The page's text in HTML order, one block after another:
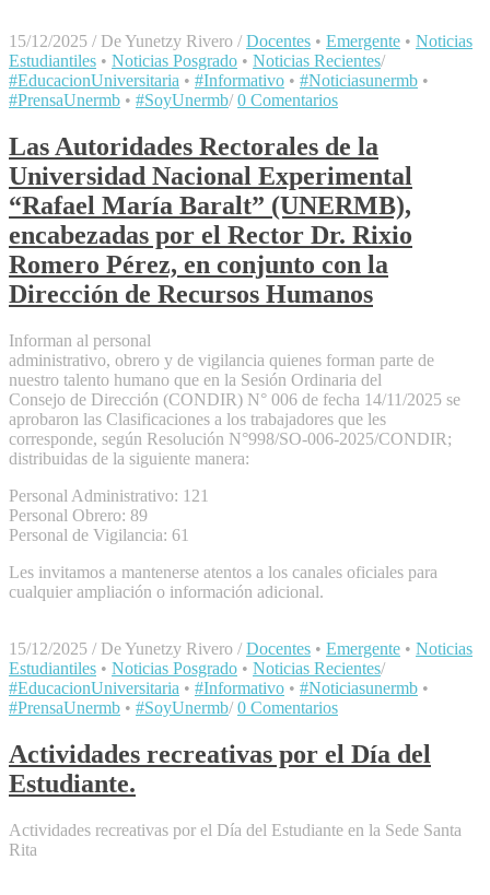
15/12/2025 / De Yunetzy Rivero / Docentes • Emergente • Noticias
Estudiantiles • Noticias Posgrado • Noticias Recientes/
#EducacionUniversitaria • #Informativo • #Noticiasunermb •
#PrensaUnermb • #SoyUnermb/ 0 Comentarios
Las Autoridades Rectorales de la
Universidad Nacional Experimental
“Rafael María Baralt” (UNERMB),
encabezadas por el Rector Dr. Rixio
Romero Pérez, en conjunto con la
Dirección de Recursos Humanos
Informan al personal
administrativo, obrero y de vigilancia quienes forman parte de
nuestro talento humano que en la Sesión Ordinaria del
Consejo de Dirección (CONDIR) N° 006 de fecha 14/11/2025 se
aprobaron las Clasificaciones a los trabajadores que les
corresponde, según Resolución N°998/SO-006-2025/CONDIR;
distribuidas de la siguiente manera:
Personal Administrativo: 121
Personal Obrero: 89
Personal de Vigilancia: 61
Les invitamos a mantenerse atentos a los canales oficiales para
cualquier ampliación o información adicional.
15/12/2025 / De Yunetzy Rivero / Docentes • Emergente • Noticias
Estudiantiles • Noticias Posgrado • Noticias Recientes/
#EducacionUniversitaria • #Informativo • #Noticiasunermb •
#PrensaUnermb • #SoyUnermb/ 0 Comentarios
Actividades recreativas por el Día del
Estudiante.
Actividades recreativas por el Día del Estudiante en la Sede Santa
Rita